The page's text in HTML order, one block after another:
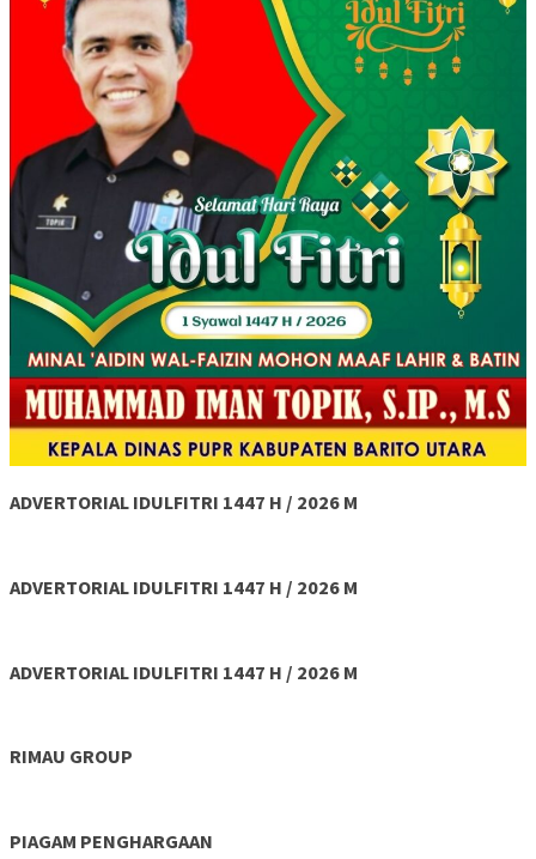
ADVERTORIAL IDULFITRI 1447 H / 2026 M
ADVERTORIAL IDULFITRI 1447 H / 2026 M
ADVERTORIAL IDULFITRI 1447 H / 2026 M
RIMAU GROUP
PIAGAM PENGHARGAAN